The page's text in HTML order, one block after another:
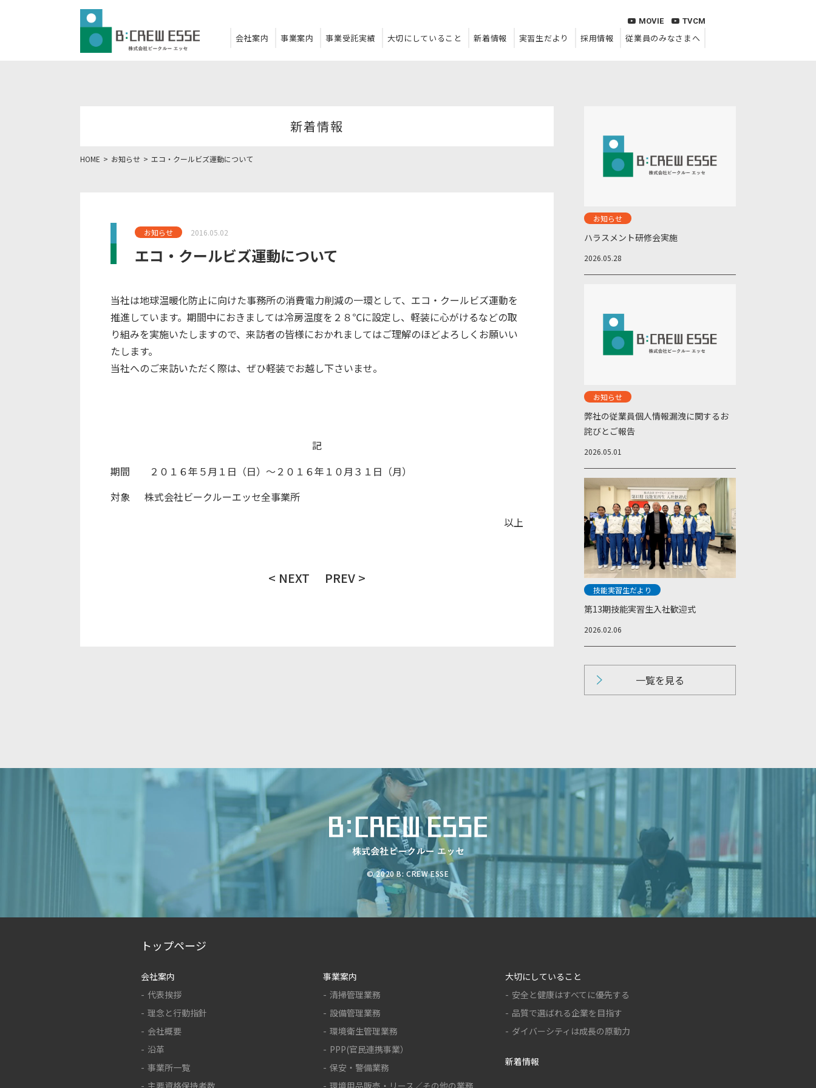
MOVIE TVCM
会社案内 事業案内 事業受託実績 大切にしていること 新着情報 実習生だより 採用情報 従業員のみなさまへ
新着情報
HOME お知らせ エコ・クールビズ運動について
お知らせ 2016.05.02
エコ・クールビズ運動について
当社は地球温暖化防止に向けた事務所の消費電力削減の一環として、エコ・クールビズ運動を
推進しています。期間中におきましては冷房温度を２８℃に設定し、軽装に心がけるなどの取
り組みを実施いたしますので、来訪者の皆様におかれましてはご理解のほどよろしくお願いい
たします。
当社へのご来訪いただく際は、ぜひ軽装でお越し下さいませ。
記
期間 ２０１６年５月１日（日）～２０１６年１０月３１日（月）
対象 株式会社ビークルーエッセ全事業所
以上
< NEXT PREV >
お知らせ
ハラスメント研修会実施
2026.05.28
お知らせ
弊社の従業員個人情報漏洩に関するお
詫びとご報告
2026.05.01
技能実習生だより
第13期技能実習生入社歓迎式
2026.02.06
一覧を見る
© 2020 B: CREW ESSE
トップページ
会社案内
代表挨拶
理念と行動指針
会社概要
沿革
事業所一覧
主要資格保持者数
事業案内
清掃管理業務
設備管理業務
環境衛生管理業務
PPP(官民連携事業）
保安・警備業務
環境用品販売・リース／その他の業務
大切にしていること
安全と健康はすべてに優先する
品質で選ばれる企業を目指す
ダイバーシティは成長の原動力
新着情報